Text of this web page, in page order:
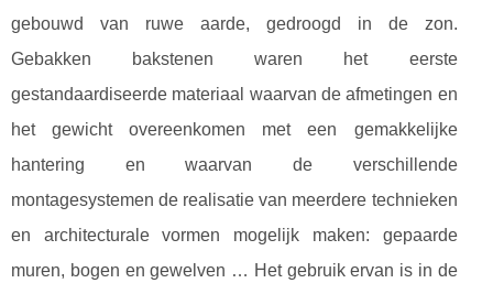
gebouwd van ruwe aarde, gedroogd in de zon.
Gebakken bakstenen waren het eerste
gestandaardiseerde materiaal waarvan de afmetingen en
het gewicht overeenkomen met een gemakkelijke
hantering en waarvan de verschillende
montagesystemen de realisatie van meerdere technieken
en architecturale vormen mogelijk maken: gepaarde
muren, bogen en gewelven … Het gebruik ervan is in de